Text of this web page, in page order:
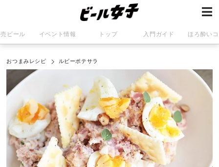
ビール イベント情報 トップ 入門ガイド ほろ酔い
おつまみレシピ ルビーポテサラ